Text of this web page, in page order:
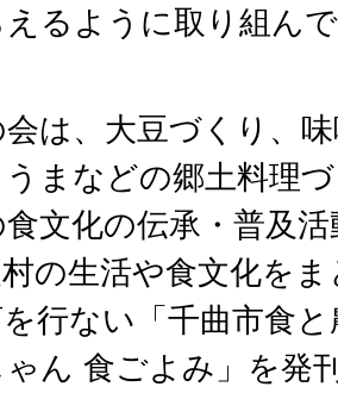
えるように取り組ん
は、大豆づくり、
まなどの郷土料理
文化の伝承・普及
の生活や食文化を
行ない「千曲市食
ん 食ごよみ」を発